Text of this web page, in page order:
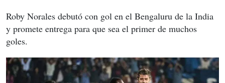
Roby Norales debutó con gol en el Bengaluru de la India
y promete entrega para que sea el primer de muchos
goles.